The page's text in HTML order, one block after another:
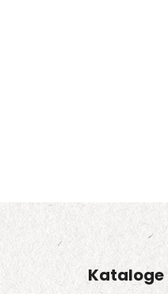
Kataloge